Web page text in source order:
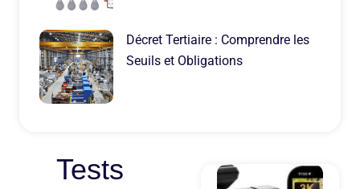
Décret Tertiaire : Comprendre les
Seuils et Obligations
Tests